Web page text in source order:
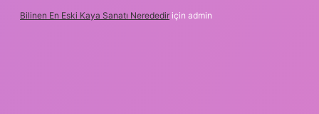
Bilinen En Eski Kaya Sanatı Nerededir için admin